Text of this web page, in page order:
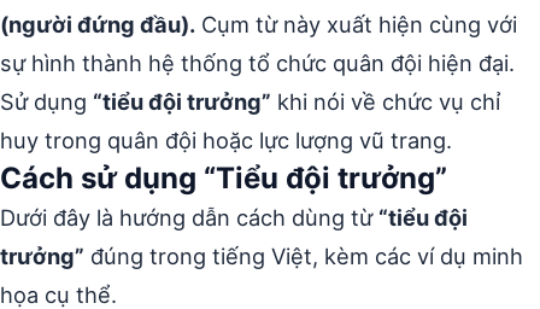
(người đứng đầu). Cụm từ này xuất hiện cùng với
sự hình thành hệ thống tổ chức quân đội hiện đại.
Sử dụng “tiểu đội trưởng” khi nói về chức vụ chỉ
huy trong quân đội hoặc lực lượng vũ trang.
Cách sử dụng “Tiểu đội trưởng”
Dưới đây là hướng dẫn cách dùng từ “tiểu đội
trưởng” đúng trong tiếng Việt, kèm các ví dụ minh
họa cụ thể.